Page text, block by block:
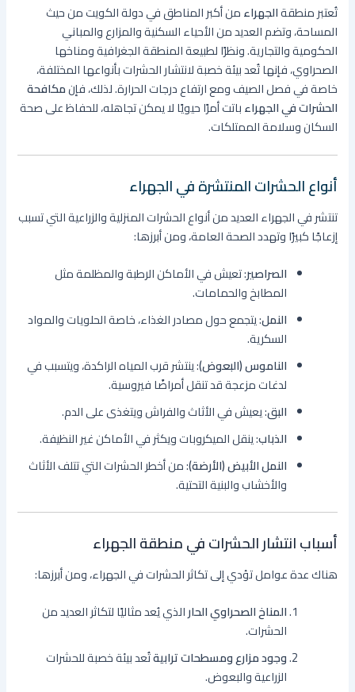
تُعتبر منطقةالجهراءمن أكبر المناطق في دولة الكويت من حيث
المساحة، وتضم العديد من الأحياء السكنية والمزارع والمباني
الحكومية والتجارية. ونظرًا لطبيعة المنطقة الجغرافية ومناخها
الصحراوي، فإنها تُعد بيئة خصبة لانتشار الحشرات بأنواعها المختلفة،
خاصة في فصل الصيف ومع ارتفاع درجات الحرارة. لذلك، فإنمكافحة
الحشرات في الجهراءباتت أمرًا حيويًا لا يمكن تجاهله، للحفاظ على صحة
السكان وسلامة الممتلكات.
أنواع الحشرات المنتشرة في الجهراء
تنتشر في الجهراء العديد من أنواع الحشرات المنزلية والزراعية التي تسبب
إزعاجًا كبيرًا وتهدد الصحة العامة، ومن أبرزها:
الصراصير: تعيش في الأماكن الرطبة والمظلمة مثل
المطابخ والحمامات.
النمل: يتجمع حول مصادر الغذاء، خاصة الحلويات والمواد
السكرية.
الناموس (البعوض): ينتشر قرب المياه الراكدة، ويتسبب في
لدغات مزعجة قد تنقل أمراضًا فيروسية.
البق: يعيش في الأثاث والفراش ويتغذى على الدم.
الذباب: ينقل الميكروبات ويكثر في الأماكن غير النظيفة.
النمل الأبيض (الأرضة): من أخطر الحشرات التي تتلف الأثاث
والأخشاب والبنية التحتية.
أسباب انتشار الحشرات في منطقة الجهراء
هناك عدة عوامل تؤدي إلى تكاثر الحشرات في الجهراء، ومن أبرزها:
المناخ الصحراوي الحارالذي يُعد مثاليًا لتكاثر العديد من
الحشرات.
وجود مزارع ومسطحات ترابيةتُعد بيئة خصبة للحشرات
الزراعية والبعوض.